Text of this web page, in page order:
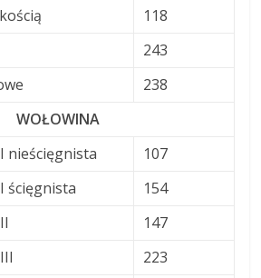
118
243
238
WOŁOWINA
nieścięgnista
107
ścięgnista
154
147
223